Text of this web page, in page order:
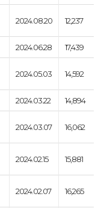
2024.08.20 12,237
2024.06.28 17,439
2024.05.03 14,592
2024.03.22 14,894
2024.03.07 16,062
2024.02.15 15,881
2024.02.07 16,265